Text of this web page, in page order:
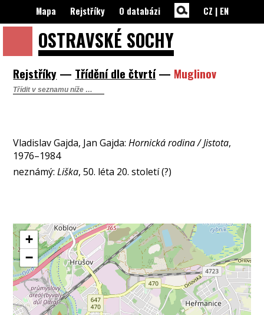
OSTRAVSKÉ SOCHY
Mapa Rejstříky O databázi CZ | EN
Rejstříky — Třídění dle čtvrtí— Muglinov
Vladislav Gajda, Jan Gajda:Hornická rodina / Jistota,
1976–1984
neznámý:Liška, 50. léta 20. století (?)
+
−